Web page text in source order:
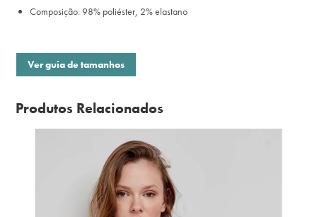
Composição: 98% poliéster, 2% elastano
Ver guia de tamanhos
Produtos Relacionados